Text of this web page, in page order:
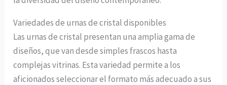
Variedades de urnas de cristal disponibles
Las urnas de cristal presentan una amplia gama de
diseños, que van desde simples frascos hasta
complejas vitrinas. Esta variedad permite a los
aficionados seleccionar el formato más adecuado a sus